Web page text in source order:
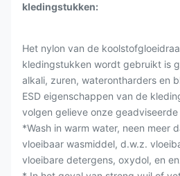
kledingstukken:
Het nylon van de
kledingstukken wordt gebruikt is
alkali, zuren, waterontharders en
ESD eigenschappen van de
volgen gelieve onze
*Wash in warm water, neen meer
vloeibaar wasmiddel, d.w.z.
vloeibare detergens, oxydol, en